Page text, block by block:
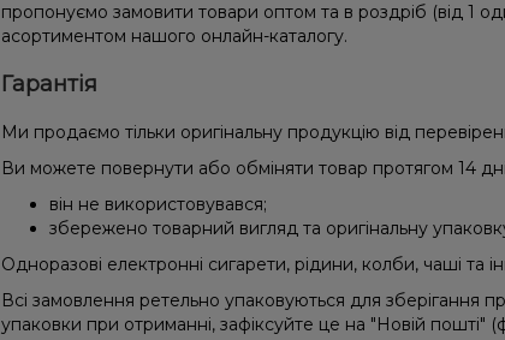
пропонуємо замовити товари оптом та в роздріб (від 1
асортиментом нашого онлайн-каталогу.
Гарантія
Ми продаємо тільки оригінальну продукцію від
Ви можете повернути або обміняти товар протягом 14
він не використовувався;
збережено товарний вигляд та оригінальну
Одноразові електронні сигарети, рідини, колби, чаші та
Всі замовлення ретельно упаковуються для
упаковки при отриманні, зафіксуйте це на "Новій пошті"